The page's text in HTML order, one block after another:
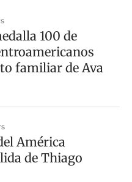
100 de
familiar de Ava
América
de Thiago